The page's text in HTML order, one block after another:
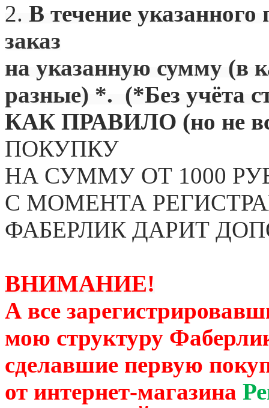
2. В течение указанного
заказ
на указанную сумму (в
разные) *. (*Без учёта
КАК ПРАВИЛО (но не
ПОКУПКУ
НА СУММУ ОТ 1000
С МОМЕНТА
ФАБЕРЛИК ДАРИТ
ВНИМАНИЕ!
А все
мою структуру
сделавшие первую
от интернет-магазина